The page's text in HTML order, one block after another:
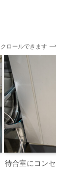
ロールできます
待合室にコンセ